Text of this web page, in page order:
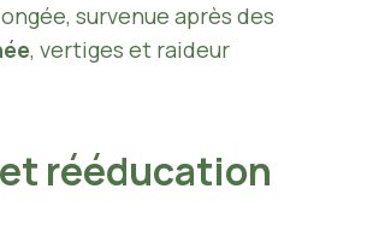
survenue après des
, vertiges et raideur
rééducation